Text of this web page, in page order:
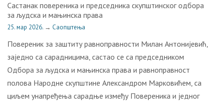
Састанак повереника и председника скупштинског одбора
за људска и мањинска права
25. мар 2026. → Саопштења
Повереник за заштиту равноправности Милан Антонијевић,
заједно са сарадницима, састао се са председником
Одбора за људска и мањинска права и равноправност
полова Народне скупштине Александром Марковићем, са
циљем унапређења сарадње између Повереника и једног